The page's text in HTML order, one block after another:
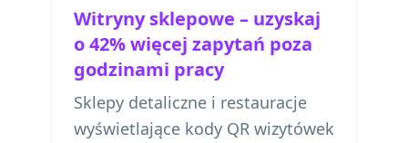
Witryny sklepowe – uzyskaj
o 42% więcej zapytań poza
godzinami pracy
Sklepy detaliczne i restauracje
wyświetlające kody QR wizytówek